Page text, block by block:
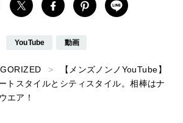
YouTube 動画
【メンズノンノYouTube】
トスタイルとシティスタイル。相棒はナ
エア！